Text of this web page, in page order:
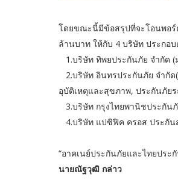
โดยขณะนี้มีข้อสรุปที่จะโอนพอร์
ล้านบาท ให้กับ 4 บริษัท ประกอบ
1.บริษัท ทิพยประกันภัย จำกัด
2.บริษัท อินทรประกันภัย จำกั
อุบัติเหตุและสุขภาพ, ประกันภัย
3.บริษัท กรุงไทยพานิชประกัน
4.บริษัท แปซิฟิค ครอส ประกั
“อาคเนย์ประกันภัยและไทยปร
นายณัฐวุฒิ กล่าว